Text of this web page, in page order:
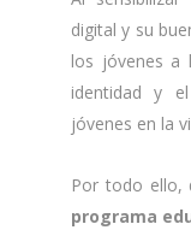
digital y su
los jóvenes a
identidad y
jóvenes en la
Por todo ello,
programa